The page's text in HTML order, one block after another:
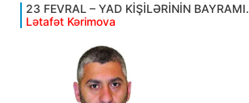
23 FEVRAL – YAD KİŞİLƏRİNİN BAYRAMI.
Lətafət Kərimova